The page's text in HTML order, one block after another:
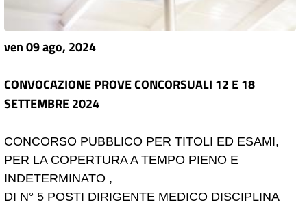
ven 09 ago, 2024
CONVOCAZIONE PROVE CONCORSUALI 12 E 18
SETTEMBRE 2024
CONCORSO PUBBLICO PER TITOLI ED ESAMI,
PER LA COPERTURA A TEMPO PIENO E
INDETERMINATO ,
DI N° 5 POSTI DIRIGENTE MEDICO DISCIPLINA